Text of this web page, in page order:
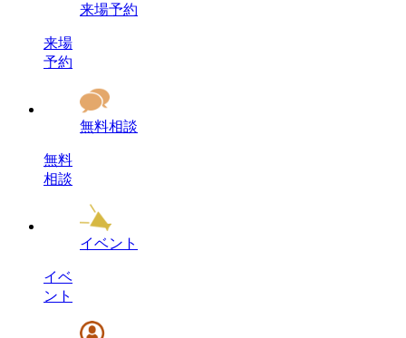
来場予約
来場
予約
無料相談
無料
相談
イベント
イベ
ント